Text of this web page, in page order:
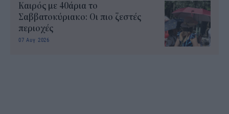
Καιρός με 40άρια το
Σαββατοκύριακο: Οι πιο ζεστές
περιοχές
07 Αυγ 2026